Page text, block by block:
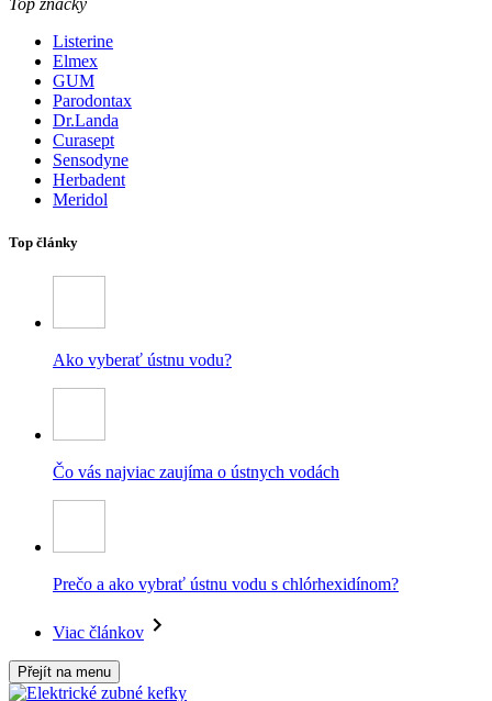
Top značky
Listerine
Elmex
GUM
Parodontax
Dr.Landa
Curasept
Sensodyne
Herbadent
Meridol
Top články
Ako vyberať ústnu vodu?
Čo vás najviac zaujíma o ústnych vodách
Prečo a ako vybrať ústnu vodu s chlórhexidínom?
Viac článkov
Přejít na menu